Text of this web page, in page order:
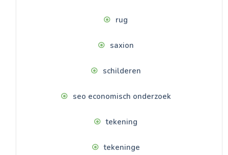
rug
saxion
schilderen
seo economisch onderzoek
tekening
tekeninge